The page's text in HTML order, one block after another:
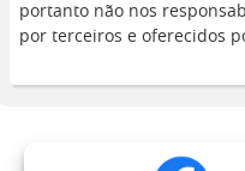
portanto não nos
por terceiros e oferecidos